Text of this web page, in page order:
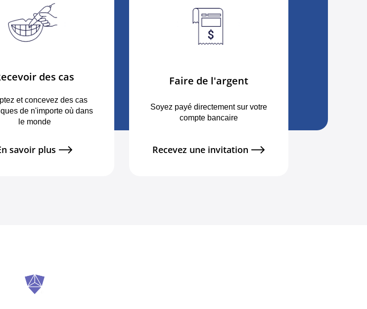
des cas
et concevez des cas
de n'importe où dans
le monde
savoir plus
Faire de l'argent
Soyez payé directement sur votre
compte bancaire
Recevez une invitation